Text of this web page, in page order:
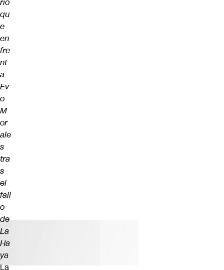
rio
qu
e
en
fre
nt
a
Ev
o
M
or
ale
s
tra
s
el
fall
o
de
La
Ha
ya
La